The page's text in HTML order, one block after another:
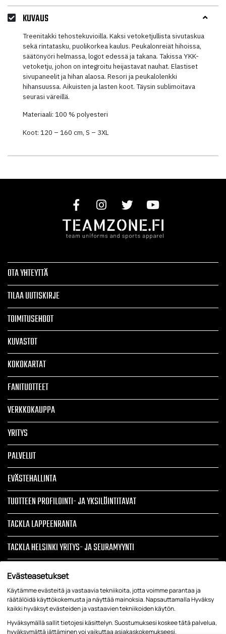
KUVAUS
Treenitakki tehostekuvioilla. Kaksi vetoketjullista sivutaskua
sekä rintatasku, puolikorkea kaulus. Peukalonreiät hihoissa,
säätönyöri helmassa, logot edessä ja takana. Takissa YKK-
vetoketju, johon on integroitu heijastavat nauhat. Elastiset
sivupaneelit ja hihan alaosa. Resori ja peukalolenkki
hihansuussa. Aikuisten ja lasten koot. Täysin sublimoitava
seurasi väreillä.
Materiaali: 100 % polyesteri
Koot: 120 – 160 cm, S – 3XL
OTA YHTEYTTÄ
TILAA UUTISKIRJE
TOIMITUSEHDOT
KUVASTOT
KOKOKARTAT
FANITUOTTEET
VERKKOKAUPPA
YRITYS
PALVELUT
EVÄSTEHALLINTA
TUOTTEEN PROFILOINTI- JA YKSILÖINTITAVAT
TACKLA LAPPEENRANTA
TACKLA HELSINKI YRITYS- JA SEURAMYYNTI
TIETOSUOJASELOSTE JA REKISTERISELOSTE
ARTIKKELIT
YRITYSTEKSTIILIT, LIIKELAHJAT, TYÖVAATTEET, TAPAHTUMATUOTTEET
Evästeasetukset
Käytämme evästeitä ja vastaavia tekniikoita, jotta voimme parantaa ja
räätälöidä käyttökokemusta ja näyttää mainoksia. Napsauttamalla Hyväksy
kaikki hyväksyt evästeiden ja vastaavien tekniikoiden käytön.
Hyväksymällä sallit tietojesi käsittelyn. Suostumuksesi koskee tätä palvelua,
hyväksymättä jättäminen voi vaikuttaa asiakaskokemukseesi.